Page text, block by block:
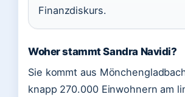
Finanzdiskurs.
Woher stammt Sandra Navidi?
Sie kommt aus
knapp 270.000 Einwohnern am